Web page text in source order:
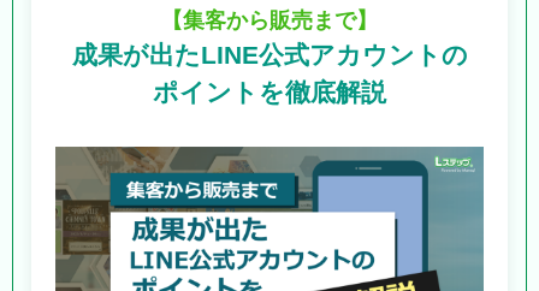
【集客から販売まで】
成果が出たLINE公式アカウントの
ポイントを徹底解説